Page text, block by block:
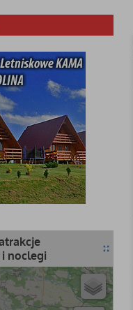
noclegi